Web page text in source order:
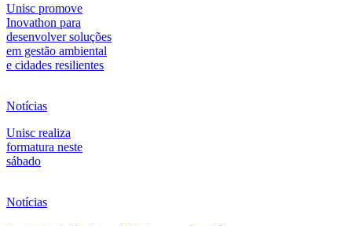
Unisc promove
Inovathon para
desenvolver soluções
em gestão ambiental
e cidades resilientes
Notícias
Unisc realiza
formatura neste
sábado
Notícias